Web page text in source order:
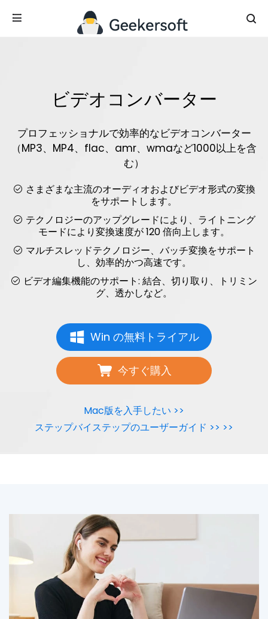
ビデオコンバーター
プロフェッショナルで効率的なビデオコンバーター
（MP3、MP4、flac、amr、wmaなど1000以上を含
む）
さまざまな主流のオーディオおよびビデオ形式の変換
をサポートします。
テクノロジーのアップグレードにより、ライトニング
モードにより変換速度が 120 倍向上します。
マルチスレッドテクノロジー、バッチ変換をサポート
し、効率的かつ高速です。
ビデオ編集機能のサポート: 結合、切り取り、トリミン
グ、透かしなど。
Win の無料トライアル
今すぐ購入
Mac版を入手したい >>
ステップバイステップのユーザーガイド >> >>